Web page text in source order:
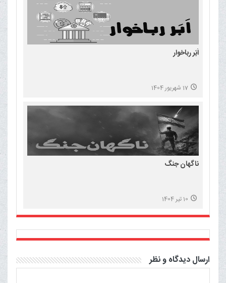
اَبَر رباخوار
17 شهریور 1404
ناگهان جنگ
10 تیر 1404
ارسال دیدگاه و نظر